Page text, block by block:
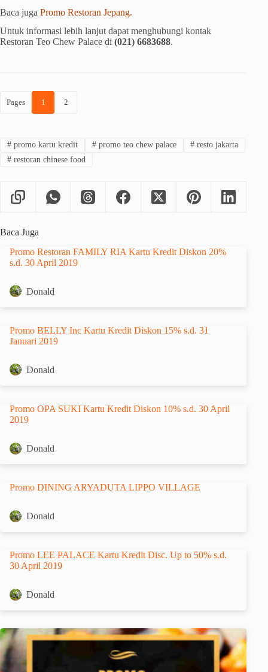
Baca juga Promo Restoran Jepang.
Untuk informasi lebih lanjut dapat menghubungi kontak
Restoran Teo Chew Palace di (021) 6683688.
Pages 1 2
#promo kartu kredit #promo teo chew palace # resto jakarta
#restoran chinese food
Baca Juga
Promo Restoran FAMILY RIA Kartu Kredit Diskon 20%
s.d. 30 April 2019
Donald
Promo BELLY Inc Kartu Kredit Diskon 15% s.d. 31
Januari 2019
Donald
Promo OPA SUKI Kartu Kredit Diskon 10% s.d. 30 April
2019
Donald
Promo DINING ARYADUTA LIPPO VILLAGE
Donald
Promo LEE PALACE Kartu Kredit Disc. Up to 50% s.d.
30 April 2019
Donald